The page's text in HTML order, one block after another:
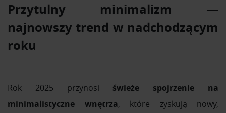
Przytulny minimalizm —
najnowszy trend w nadchodzącym
roku
Rok 2025 przynosi świeże spojrzenie na
minimalistyczne wnętrza, które zyskują nowy,